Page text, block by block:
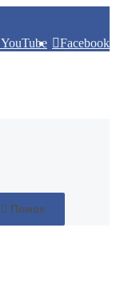
Facebook
YouTube
Поиск